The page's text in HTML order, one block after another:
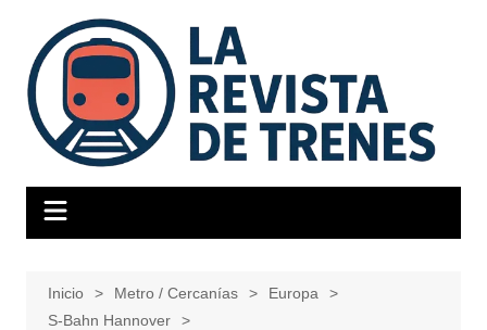
contenido
Inicio Metro / Cercanías
Europa
S-Bahn Hannover